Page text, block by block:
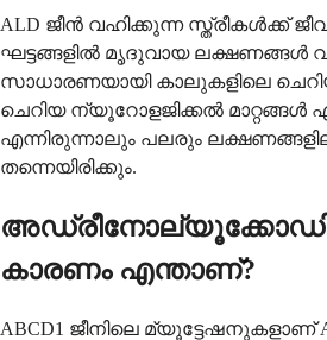
ALD ജീൻ വഹിക്കുന്ന സ്ത്രീകൾക്ക്
ഘട്ടങ്ങളിൽ മൃദുവായ ലക്ഷണങ്ങൾ
സാധാരണയായി കാലുകളിലെ
ചെറിയ ന്യൂറോളജിക്കൽ മാറ്റങ്ങൾ
എന്നിരുന്നാലും പലരും
തന്നെയിരിക്കും.
കാരണം എന്താണ്?
ABCD1 ജീനിലെ മ്യൂട്ടേഷനുകളാണ്